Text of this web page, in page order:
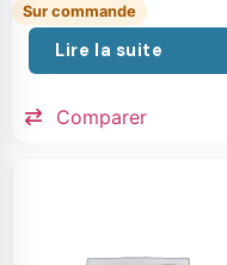
Sur commande
Lire la suite
Comparer